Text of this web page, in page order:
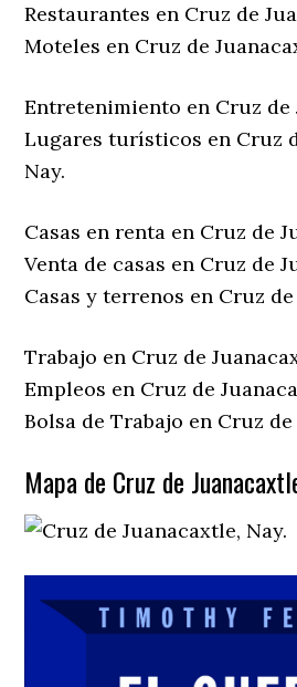
Restaurantes en Cruz de
Moteles en Cruz de
Entretenimiento en Cruz de
Lugares turísticos en Cruz
Nay.
Casas en renta en Cruz de
Venta de casas en Cruz de
Casas y terrenos en Cruz
Trabajo en Cruz de
Empleos en Cruz de
Bolsa de Trabajo en Cruz
Mapa de Cruz de